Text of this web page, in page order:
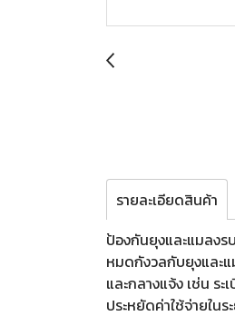
รายละเอียดสินค้า
ป้องกันยุงและแมลงร
หมดกังวลกับยุงและ
และกลางแจ้ง เช่น ร
ประหยัดค่าใช้จ่ายใน